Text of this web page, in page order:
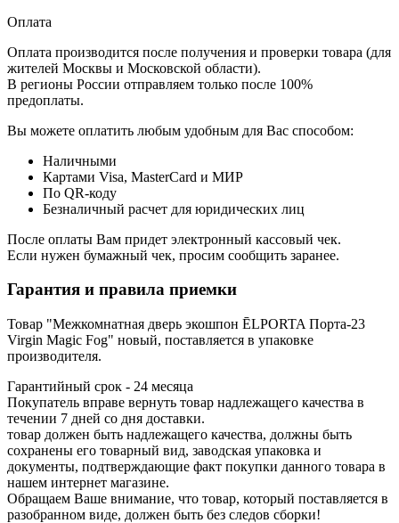
Оплата
Оплата производится после получения и проверки товара (для
жителей Москвы и Московской области).
В регионы России отправляем только после 100%
предоплаты.
Вы можете оплатить любым удобным для Вас способом:
Наличными
Картами Visa, MasterCard и МИР
По QR-коду
Безналичный расчет для юридических лиц
После оплаты Вам придет электронный кассовый чек.
Если нужен бумажный чек, просим сообщить заранее.
Гарантия и правила приемки
Товар "Межкомнатная дверь экошпон ĒLPORTA Порта-23
Virgin Magic Fog" новый, поставляется в упаковке
производителя.
Гарантийный срок - 24 месяца
Покупатель вправе вернуть товар надлежащего качества в
течении 7 дней со дня доставки.
товар должен быть надлежащего качества, должны быть
сохранены его товарный вид, заводская упаковка и
документы, подтверждающие факт покупки данного товара в
нашем интернет магазине.
Обращаем Ваше внимание, что товар, который поставляется в
разобранном виде, должен быть без следов сборки!